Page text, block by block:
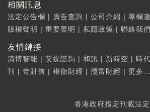
相關訊息
法定公告欄 | 廣告查詢 | 公司介紹 | 專欄
版權聲明 | 重要聲明 | 私隱政策 | 聯絡我們
友情鏈接
清博智能 | 艾媒諮詢 | 和訊 | 新時空 | 時
刊
| 壹財信 | 權衡財經 | 攬富財經 | 更多...
香港政府指定刊載法